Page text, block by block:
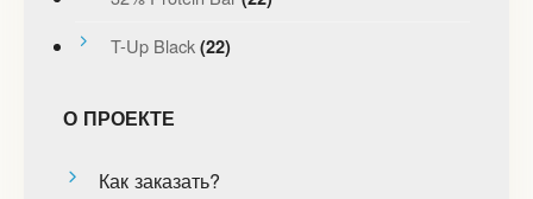
T-Up Black (22)
О ПРОЕКТЕ
Как заказать?